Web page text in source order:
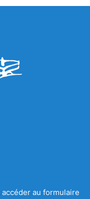
accéder au formulaire